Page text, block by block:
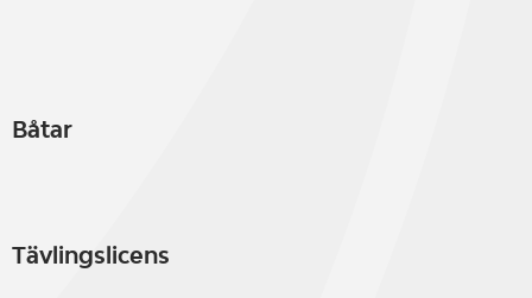
Båtar
Tävlingslicens